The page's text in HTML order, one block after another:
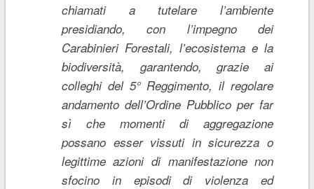
chiamati a tutelare l’ambiente
presidiando, con l’impegno dei
Carabinieri Forestali, l’ecosistema e la
biodiversità, garantendo, grazie ai
colleghi del 5° Reggimento, il regolare
andamento dell’Ordine Pubblico per far
sì che momenti di aggregazione
possano esser vissuti in sicurezza o
legittime azioni di manifestazione non
sfocino in episodi di violenza ed